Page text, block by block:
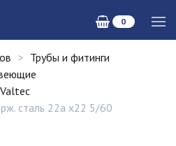
0
Трубы и фитинги
сталь 22а х22 5/60